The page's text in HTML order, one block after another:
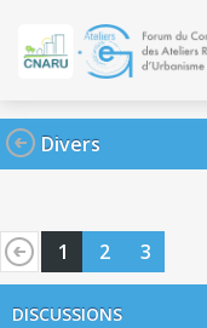
Divers
1 2 3
DISCUSSIONS